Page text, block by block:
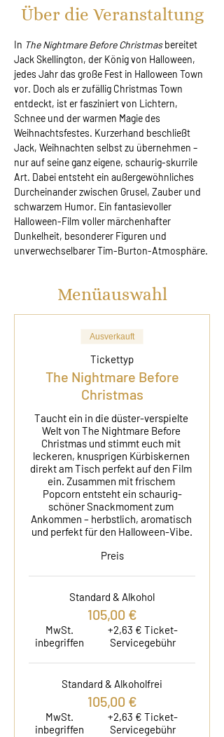
Über die Veranstaltung
In The Nightmare Before Christmas bereitet
Jack Skellington, der König von Halloween,
jedes Jahr das große Fest in Halloween Town
vor. Doch als er zufällig Christmas Town
entdeckt, ist er fasziniert von Lichtern,
Schnee und der warmen Magie des
Weihnachtsfestes. Kurzerhand beschließt
Jack, Weihnachten selbst zu übernehmen –
nur auf seine ganz eigene, schaurig-skurrile
Art. Dabei entsteht ein außergewöhnliches
Durcheinander zwischen Grusel, Zauber und
schwarzem Humor. Ein fantasievoller
Halloween-Film voller märchenhafter
Dunkelheit, besonderer Figuren und
unverwechselbarer Tim-Burton-Atmosphäre.
Menüauswahl
Ausverkauft
Tickettyp
The Nightmare Before
Christmas
Taucht ein in die düster-verspielte
Welt von The Nightmare Before
Christmas und stimmt euch mit
leckeren, knusprigen Kürbiskernen
direkt am Tisch perfekt auf den Film
ein. Zusammen mit frischem
Popcorn entsteht ein schaurig-
schöner Snackmoment zum
Ankommen – herbstlich, aromatisch
und perfekt für den Halloween-Vibe.
Preis
Standard & Alkohol
105,00 €
MwSt.
inbegriffen
+2,63 € Ticket-
Servicegebühr
Standard & Alkoholfrei
105,00 €
MwSt.
inbegriffen
+2,63 € Ticket-
Servicegebühr